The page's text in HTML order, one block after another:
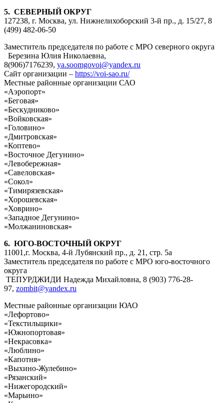
5. СЕВЕРНЫЙ ОКРУГ
127238, г. Москва, ул. Нижнелихоборский 3-й пр., д. 15/27, 8
(499) 482-06-50
Заместитель председателя по работе с МРО северного округа
Березина Юлия Николаевна,
8(906)7176239, ya.soomgovoi@yandex.ru
Сайт организации – https://voi-sao.ru/
Местные районные организации САО
«Аэропорт»
«Беговая»
«Бескудниково»
«Войковская»
«Головино»
«Дмитровская»
«Коптево»
«Восточное Дегунино»
«Левобережная»
«Савеловская»
«Сокол»
«Тимирязевская»
«Хорошевская»
«Ховрино»
«Западное Дегунино»
«Молжаниновская»
6. ЮГО-ВОСТОЧНЫЙ ОКРУГ
11001,г. Москва, 4-й Лубянский пр., д. 21, стр. 5а
Заместитель председателя по работе с МРО юго-восточного
округа
ТЕПУРДЖИДИ Надежда Михайловна, 8 (903) 776-28-
97, zombit@yandex.ru
Местные районные организации ЮАО
«Лефортово»
«Текстильщики»
«Южнопортовая»
«Некрасовка»
«Люблино»
«Капотня»
«Выхино-Жулебино»
«Рязанский»
«Нижегородский»
«Марьино»